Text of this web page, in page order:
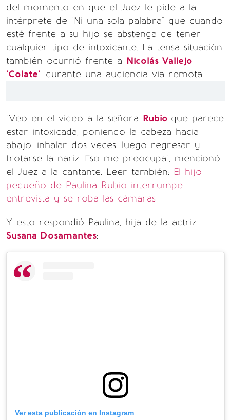
del momento en que el Juez le pide a la
intérprete de "Ni una sola palabra" que cuando
esté frente a su hijo se abstenga de tener
cualquier tipo de intoxicante. La tensa situación
también ocurrió frente a Nicolás Vallejo
'Colate', durante una audiencia via remota.
"Veo en el video a la señora Rubio que parece
estar intoxicada, poniendo la cabeza hacia
abajo, inhalar dos veces, luego regresar y
frotarse la nariz. Eso me preocupa", mencionó
el Juez a la cantante. Leer también: El hijo
pequeño de Paulina Rubio interrumpe
entrevista y se roba las cámaras
Y esto respondió Paulina, hija de la actriz
Susana Dosamantes:
Ver esta publicación en Instagram